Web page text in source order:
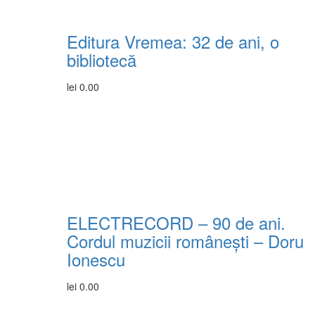
Editura Vremea: 32 de ani, o
bibliotecă
lei 0.00
ELECTRECORD – 90 de ani.
Cordul muzicii românești – Doru
Ionescu
lei 0.00